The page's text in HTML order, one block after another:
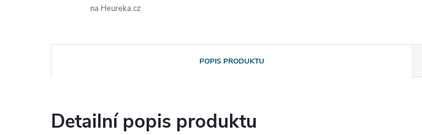
na Heureka.cz
POPIS PRODUKTU
Detailní popis produktu